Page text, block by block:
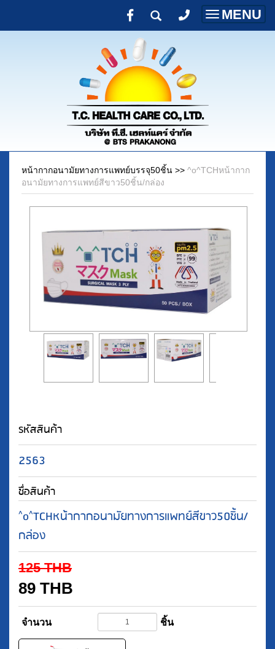
Toggle
MENU
หน้ากากอนามัยทางการแพทย์บรรจุ50ชิ้น>> ^o^TCHหน้ากาก
อนามัยทางการแพทย์สีขาว50ชิ้น/กล่อง
รหัสสินค้า
2563
ชื่อสินค้า
^o^TCHหน้ากากอนามัยทางการแพทย์สีขาว50ชิ้น/
กล่อง
125THB
89 THB
จำนวน ชิ้น